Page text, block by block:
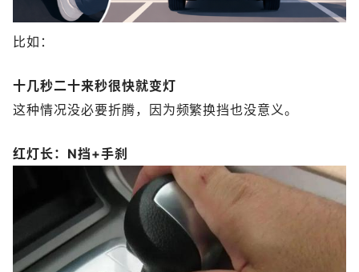
比如：
十几秒二十来秒很快就变灯
这种情况没必要折腾，因为频繁换挡也没意义。
红灯长：N挡+手刹